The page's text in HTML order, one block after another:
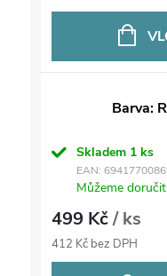
Barva:
Skladem 1 ks
EAN:
Můžeme
499 Kč/ ks
412 Kč bez DPH